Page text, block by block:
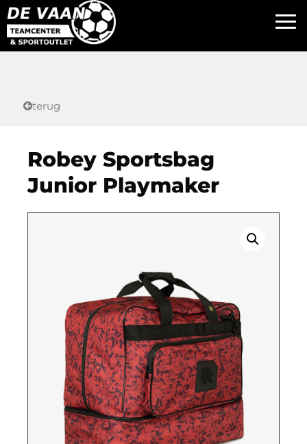
terug
Robey Sportsbag
Junior Playmaker